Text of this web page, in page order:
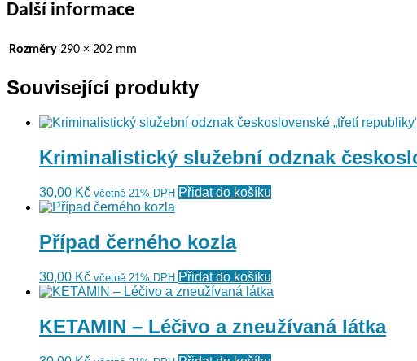
Další informace
Rozměry 290 × 202 mm
Související produkty
Kriminalistický služební odznak
30,00 Kč včetně 21% DPH Přidat do košíku
Případ černého kozla
30,00 Kč včetně 21% DPH Přidat do košíku
KETAMIN – Léčivo a zneužívaná látka